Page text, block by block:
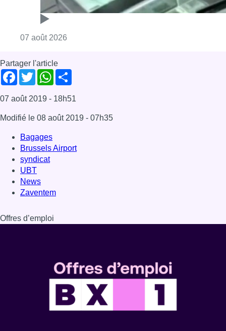
07 août 2026
Partager l'article
Facebook
TwitterWhatsApp
07 août 2019 - 18h51
Modifié le 08 août 2019 - 07h35
Bagages
Brussels Airport
syndicat
UBT
News
Zaventem
Offres d’emploi